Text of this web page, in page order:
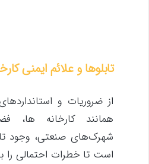
تابلوها و علائم ایمنی
از ضروریات و
همانند کارخانه‌ ها،
شهرک‌های صنعتی، وجود
است تا خطرات احتمالی را